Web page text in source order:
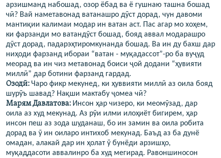
арзишманд набошад, озор ёбад ва ё гушнаю ташна бошад
чӣ? Вай наметавонад ватанашро дӯст дорад, чун давоми
мантиқии калимаи модар ин ватан аст. Пас агар мо хоҳем,
ки фарзанди мо ватандӯст бошад, бояд аввал модарашро
дӯст дорад, падарэҳтиромкунанда бошад. Ва ин ду бахш дар
ниҳоди фарзанд ибораи “ватан - муқадассот”-ро ба вуҷуд
меорад ва ин чиз метавонад боиси ҷой додани “ҳувияти
миллӣ” дар ботини фарзанд гардад.
Озодӣ:Чаро фикр мекунед, ки ҳуввияти миллӣ аз оила бояд
шурӯъ шавад? Нақши мактабу ҷомеа чӣ?
Марям Давлатова: Инсон ҳар чизеро, ки меомӯзад, дар
оила аз худ мекунад. Аз рӯи илми илоҳиёт бигирем, ҳар
инсон пеш аз зода шуданаш, бо ин замин ва оила робита
дорад ва ӯ ин оиларо интихоб мекунад. Баъд аз ба дунё
омадан, алакай дар ин ҳолат ӯ бунёди арзишҳо,
муқаддасоти аввалинро ба худ мегирад. Равоншиносон